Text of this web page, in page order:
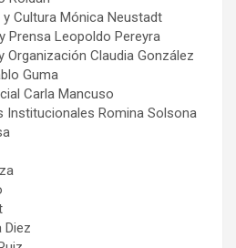
Cultura Mónica Neustadt
Prensa Leopoldo Pereyra
Organización Claudia González
Guma
Carla Mancuso
Institucionales Romina Solsona
Diez